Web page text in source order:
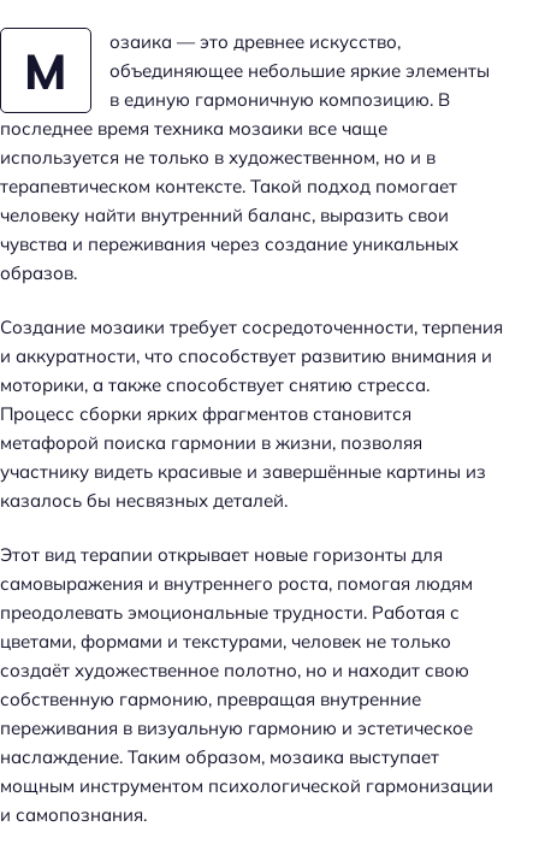
М
озаика — это древнее искусство,
объединяющее небольшие яркие элементы
в единую гармоничную композицию. В
последнее время техника мозаики все чаще
используется не только в художественном, но и в
терапевтическом контексте. Такой подход помогает
человеку найти внутренний баланс, выразить свои
чувства и переживания через создание уникальных
образов.
Создание мозаики требует сосредоточенности, терпения
и аккуратности, что способствует развитию внимания и
моторики, а также способствует снятию стресса.
Процесс сборки ярких фрагментов становится
метафорой поиска гармонии в жизни, позволяя
участнику видеть красивые и завершённые картины из
казалось бы несвязных деталей.
Этот вид терапии открывает новые горизонты для
самовыражения и внутреннего роста, помогая людям
преодолевать эмоциональные трудности. Работая с
цветами, формами и текстурами, человек не только
создаёт художественное полотно, но и находит свою
собственную гармонию, превращая внутренние
переживания в визуальную гармонию и эстетическое
наслаждение. Таким образом, мозаика выступает
мощным инструментом психологической гармонизации
и самопознания.